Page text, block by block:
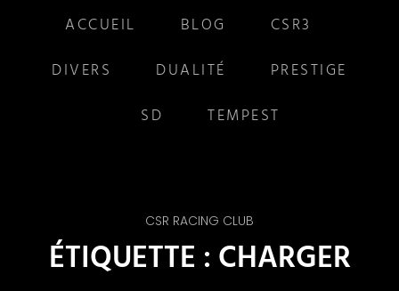
ACCUEIL BLOG
CSR3
DIVERS
DUALITÉ
PRESTIGE
SD
TEMPEST
CSR RACING CLUB
ÉTIQUETTE : CHARGER